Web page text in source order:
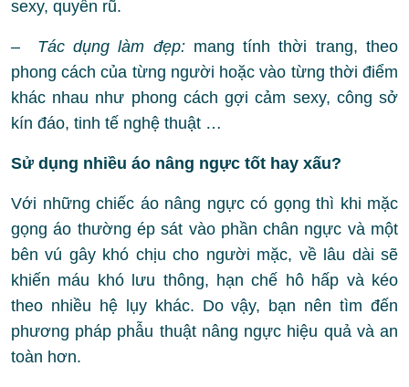
sexy, quyến rũ.
– Tác dụng làm đẹp:mang tính thời trang, theo
phong cách của từng người hoặc vào từng thời điểm
khác nhau như phong cách gợi cảm sexy, công sở
kín đáo, tinh tế nghệ thuật …
Sử dụng nhiều áo nâng ngực tốt hay xấu?
Với những chiếc áo nâng ngực có gọng thì khi mặc
gọng áo thường ép sát vào phần chân ngực và một
bên vú gây khó chịu cho người mặc, về lâu dài sẽ
khiến máu khó lưu thông, hạn chế hô hấp và kéo
theo nhiều hệ lụy khác. Do vậy, bạn nên tìm đến
phương pháp phẫu thuật nâng ngực hiệu quả và an
toàn hơn.